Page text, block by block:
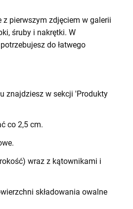
z pierwszym zdjęciem w galerii
śruby i nakrętki. W
do łatwego
znajdziesz w sekcji 'Produkty
co 2,5 cm.
wraz z kątownikami i
składowania owalne